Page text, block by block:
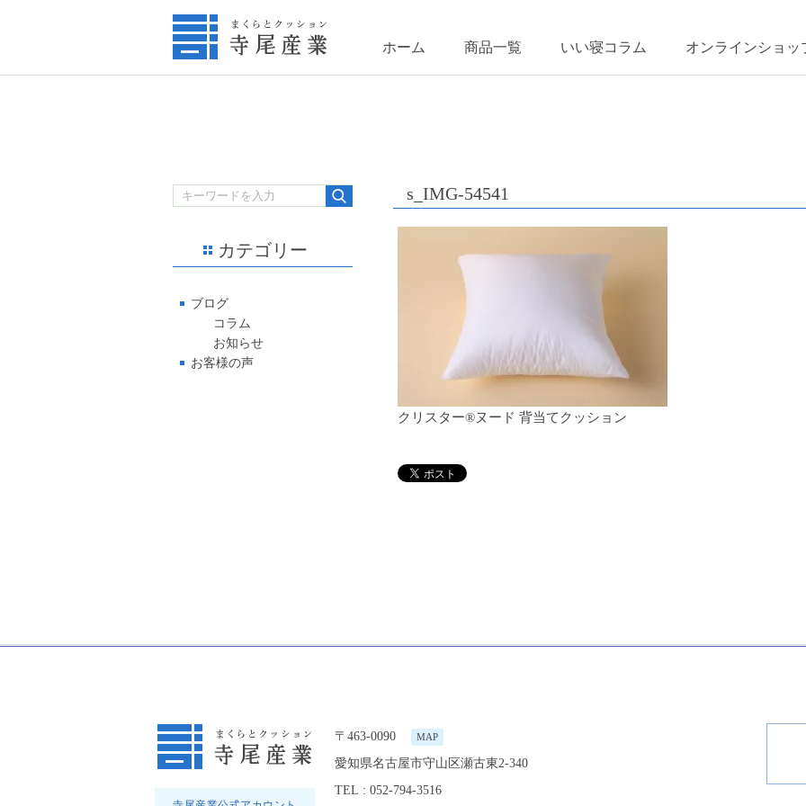
ホーム 商品一覧 いい寝コラム オンラインショッ
s_IMG-54541
クリスター®ヌード 背当てクッション
カテゴリー
ブログ
コラム
お知らせ
お客様の声
〒463-0090 MAP
愛知県名古屋市守山区瀬古東2-340
TEL : 052-794-3516